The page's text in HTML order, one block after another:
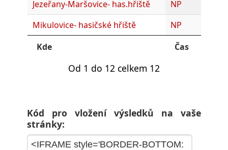
Jezeřany-Maršovice- has.hřiště
NP
Mikulovice- hasičské hřiště
NP
Kde
Čas
Od 1 do 12 celkem 12
Kód pro vložení výsledků na vaše
stránky: